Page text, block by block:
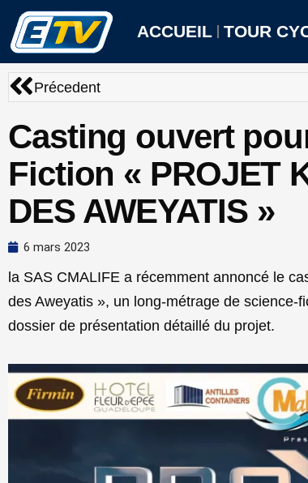
Aller
contenu
ACCUEIL TOUR
Précédent
Précedent
Casting ouvert
Fiction « PROJET
DES AWEYATIS »
6 mars 2023
la SAS CMALIFE a récemment annoncé le
des Aweyatis », un long-métrage de science-
dossier de présentation détaillé du projet.